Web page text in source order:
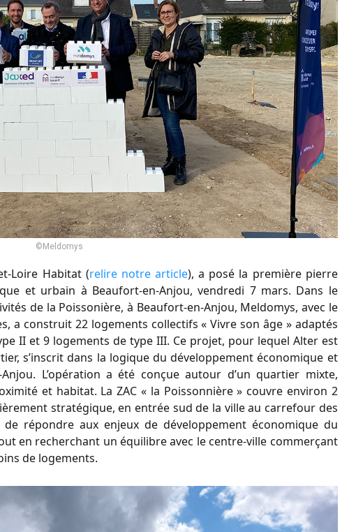
©Meldomys
Loire Habitat (relire notre article), a posé la première pierre
et urbain à Beaufort-en-Anjou, vendredi 7 mars. Dans le
de la Poissonière, à Beaufort-en-Anjou, Meldomys, avec le
a construit 22 logements collectifs « Vivre son âge » adaptés
II et 9 logements de type III. Ce projet, pour lequel Alter est
s’inscrit dans la logique du développement économique et
L’opération a été conçue autour d’un quartier mixte,
et habitat. La ZAC « la Poissonnière » couvre environ 2
stratégique, en entrée sud de la ville au carrefour des
répondre aux enjeux de développement économique du
en recherchant un équilibre avec le centre-ville commerçant
de logements.